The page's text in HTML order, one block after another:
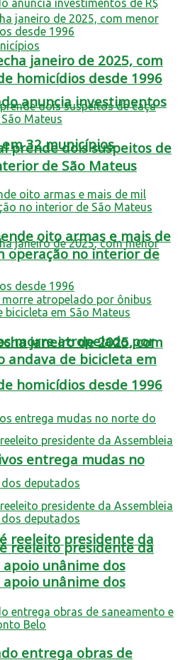
anuncia investimentos
32 municípios
janeiro de 2025, com
homicídios desde 1996
reeleito presidente da
unânime dos
janeiro de 2025, com
homicídios desde 1996
prende dois suspeitos de
de São Mateus
oito armas e mais de
operação no interior de
morre atropelado por
andava de bicicleta em
entrega mudas no
reeleito presidente da
unânime dos
entrega obras de